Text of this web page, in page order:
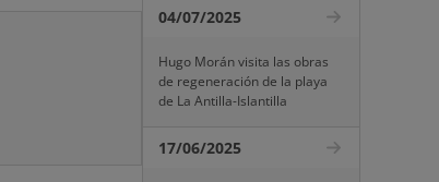
04/07/2025
Hugo Morán visita las obras
de regeneración de la playa
de La Antilla-Islantilla
17/06/2025